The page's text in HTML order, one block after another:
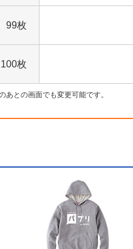
99枚
100枚
あとの画面でも変更可能です。